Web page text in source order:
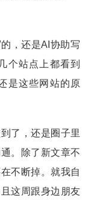
，还是AI协助写
个站点上都看到
是这些网站的原
了，还是圈子里
。除了新文章不
不断掉。就我自
这周跟身边朋友